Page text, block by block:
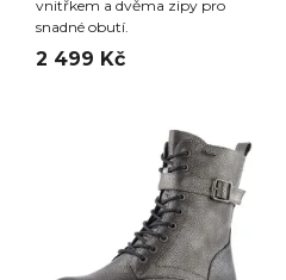
vnitřkem a dvěma zipy pro
snadné obutí.
2 499 Kč